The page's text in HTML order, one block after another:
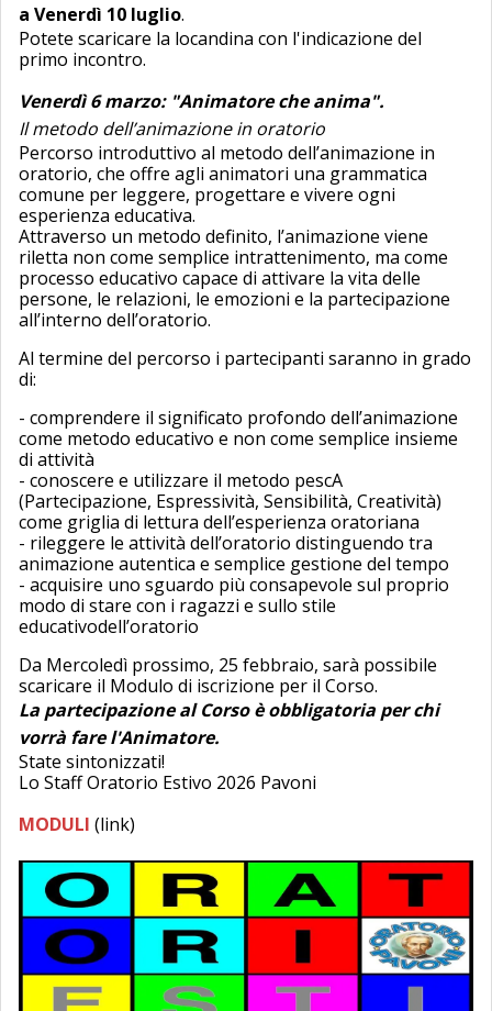
a Venerdì 10 luglio.
Potete scaricare la locandina con l'indicazione del
primo incontro.
Venerdì 6 marzo: "Animatore che anima".
Il metodo dell’animazione in oratorio
Percorso introduttivo al metodo dell’animazione in
oratorio, che offre agli animatori una grammatica
comune per leggere, progettare e vivere ogni
esperienza educativa.
Attraverso un metodo definito, l’animazione viene
riletta non come semplice intrattenimento, ma come
processo educativo capace di attivare la vita delle
persone, le relazioni, le emozioni e la partecipazione
all’interno dell’oratorio.
Al termine del percorso i partecipanti saranno in grado
di:
- comprendere il significato profondo dell’animazione
come metodo educativo e non come semplice insieme
di attività
- conoscere e utilizzare il metodo pescA
(Partecipazione, Espressività, Sensibilità, Creatività)
come griglia di lettura dell’esperienza oratoriana
- rileggere le attività dell’oratorio distinguendo tra
animazione autentica e semplice gestione del tempo
- acquisire uno sguardo più consapevole sul proprio
modo di stare con i ragazzi e sullo stile
educativodell’oratorio
Da Mercoledì prossimo, 25 febbraio, sarà possibile
scaricare il Modulo di iscrizione per il Corso.
La partecipazione al Corso è obbligatoria per chi
vorrà fare l'Animatore.
State sintonizzati!
Lo Staff Oratorio Estivo 2026 Pavoni
MODULI (link)